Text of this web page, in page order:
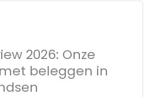
2026: Onze
beleggen in